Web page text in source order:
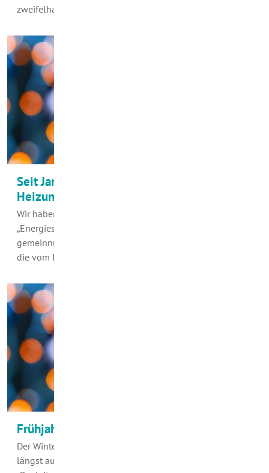
zweifelhafte Haustürgeschäfte sind laut einer Umfrage…
Seit Januar neue Regelungen für Öfen und
Heizungen
Wir haben gelegentlich schon einmal auf den
„Energiesparclub“ hingewiesen. Dieser gehört zu der
gemeinnützigen Beratungsgesellschaft „co2online mbH“,
die vom Bundesumweltministerium gefördert wird.…
Frühjahrsputz mit Maß und Ziel
Der Winter muckt gelegentlich noch auf, dabei sind wir
längst auf Frühling eingestellt. Zu den